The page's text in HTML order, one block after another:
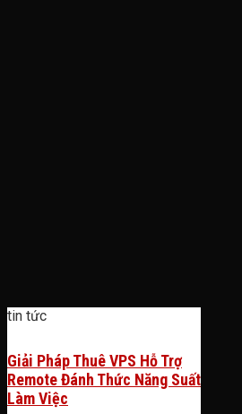
tin tức
Giải Pháp Thuê VPS Hỗ Trợ
Remote Đánh Thức Năng Suất
Làm Việc